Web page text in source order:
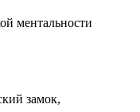
ментальности
замок,